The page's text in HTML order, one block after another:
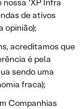
‘XP Infra
de ativos
opinião);
acreditamos que
é pela
sendo uma
fraca);
Companhias